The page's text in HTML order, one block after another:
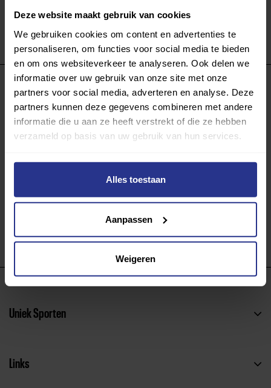
Deze website maakt gebruik van cookies
We gebruiken cookies om content en advertenties te
personaliseren, om functies voor social media te bieden
en om ons websiteverkeer te analyseren. Ook delen we
informatie over uw gebruik van onze site met onze
partners voor social media, adverteren en analyse. Deze
partners kunnen deze gegevens combineren met andere
informatie die u aan ze heeft verstrekt of die ze hebben
verzameld op basis van uw gebruik van hun services.
Alles toestaan
Aanpassen
Weigeren
Programma van:
Uniek Sporten
Links